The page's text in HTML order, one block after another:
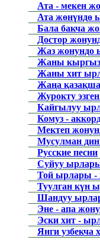
Ата - мекен
Ата жөнүндө
Бала бакча
Достор
Жаз жонундо
Жаны
Жаны хит
Жаңа қазақша
Журокту
Кайгылуу
Комуз -
Мектеп
Мусулман
Русские песни
Суйуу
Той ырлары -
Туулган күн
Шандуу
Эне - апа
Эски хит -
Янги узбекча